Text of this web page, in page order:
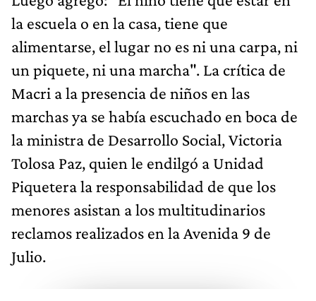
la escuela o en la casa, tiene que
alimentarse, el lugar no es ni una carpa, ni
un piquete, ni una marcha". La crítica de
Macri a la presencia de niños en las
marchas ya se había escuchado en boca de
la ministra de Desarrollo Social, Victoria
Tolosa Paz, quien le endilgó a Unidad
Piquetera la responsabilidad de que los
menores asistan a los multitudinarios
reclamos realizados en la Avenida 9 de
Julio.